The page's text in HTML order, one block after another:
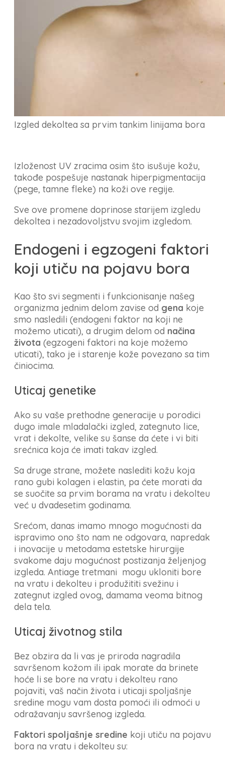
Izgled dekoltea sa prvim tankim linijama bora
Izloženost UV zracima osim što isušuje kožu,
takođe pospešuje nastanak hiperpigmentacija
(pege, tamne fleke) na koži ove regije.
Sve ove promene doprinose starijem izgledu
dekoltea i nezadovoljstvu svojim izgledom.
Endogeni i egzogeni faktori
koji utiču na pojavu bora
Kao što svi segmenti i funkcionisanje našeg
organizma jednim delom zavise od gena koje
smo nasledili (endogeni faktor na koji ne
možemo uticati), a drugim delom od načina
života (egzogeni faktori na koje možemo
uticati), tako je i starenje kože povezano sa tim
činiocima.
Uticaj genetike
Ako su vaše prethodne generacije u porodici
dugo imale mladalački izgled, zategnuto lice,
vrat i dekolte, velike su šanse da ćete i vi biti
srećnica koja će imati takav izgled.
Sa druge strane, možete naslediti kožu koja
rano gubi kolagen i elastin, pa ćete morati da
se suočite sa prvim borama na vratu i dekolteu
već u dvadesetim godinama.
Srećom, danas imamo mnogo mogućnosti da
ispravimo ono što nam ne odgovara, napredak
i inovacije u metodama estetske hirurgije
svakome daju mogućnost postizanja željenjog
izgleda. Antiage tretmani mogu ukloniti bore
na vratu i dekolteu i produžititi svežinu i
zategnut izgled ovog, damama veoma bitnog
dela tela.
Uticaj životnog stila
Bez obzira da li vas je priroda nagradila
savršenom kožom ili ipak morate da brinete
hoće li se bore na vratu i dekolteu rano
pojaviti, vaš način života i uticaji spoljašnje
sredine mogu vam dosta pomoći ili odmoći u
odražavanju savršenog izgleda.
Faktori spoljašnje sredine koji utiču na pojavu
bora na vratu i dekolteu su: